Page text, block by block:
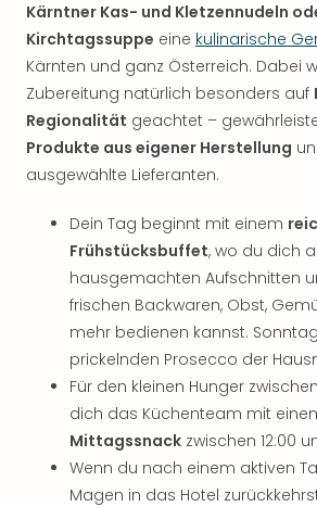
Kärntner Kas- und Kletzennudeln
Kirchtagssuppe eine kulinarische
Kärnten und ganz Österreich. Dabei
Zubereitung natürlich besonders auf
Regionalität geachtet –
Produkte aus eigener Herstellung
ausgewählte Lieferanten.
Dein Tag beginnt mit einem
Frühstücksbuffet, wo du dich
hausgemachten Aufschnitten
frischen Backwaren, Obst,
mehr bedienen kannst.
prickelnden Prosecco der
Für den kleinen Hunger
dich das Küchenteam mit
Mittagssnack zwischen 12:00
Wenn du nach einem aktiven
Magen in das Hotel